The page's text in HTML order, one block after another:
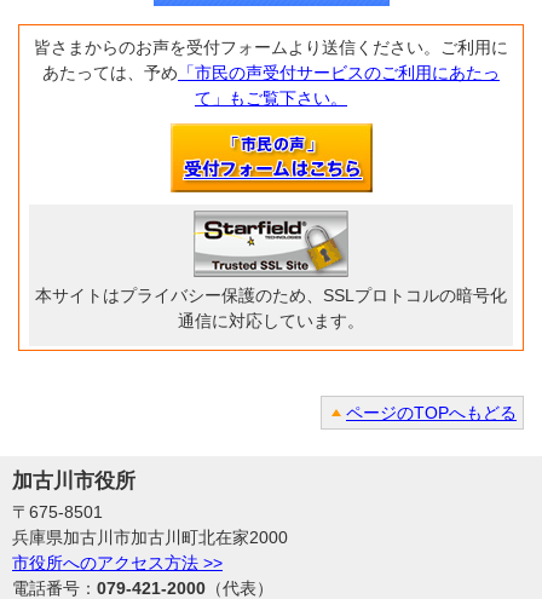
皆さまからのお声を受付フォームより送信ください。ご利用に
あたっては、予め 「市民の声受付サービスのご利用にあたっ
て」もご覧下さい。
本サイトはプライバシー保護のため、SSLプロトコルの暗号化
通信に対応しています。
ページのTOPへもどる
加古川市役所
〒675-8501
兵庫県加古川市加古川町北在家2000
市役所へのアクセス方法 >>
電話番号： 079-421-2000 （代表）